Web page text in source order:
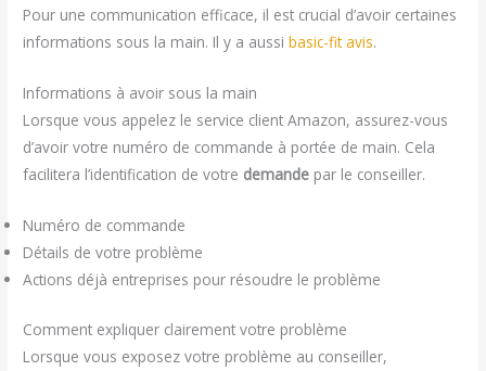
Pour une communication efficace, il est crucial d’avoir certaines
informations sous la main. Il y a aussibasic-fit avis.
Informations à avoir sous la main
Lorsque vous appelez le service client Amazon, assurez-vous
d’avoir votre numéro de commande à portée de main. Cela
facilitera l’identification de votre demande par le conseiller.
Numéro de commande
Détails de votre problème
Actions déjà entreprises pour résoudre le problème
Comment expliquer clairement votre problème
Lorsque vous exposez votre problème au conseiller,